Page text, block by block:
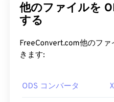
他のファイルを
する
FreeConvert.com他のフ
きます:
ODS コンバータ